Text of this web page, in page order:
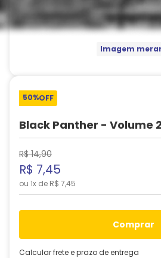
Imagem
50%OFF
Black Panther - Volume
R$ 14,90
R$ 7,45
ou 1x de R$ 7,45
comprar
Calcular frete e prazo de entrega